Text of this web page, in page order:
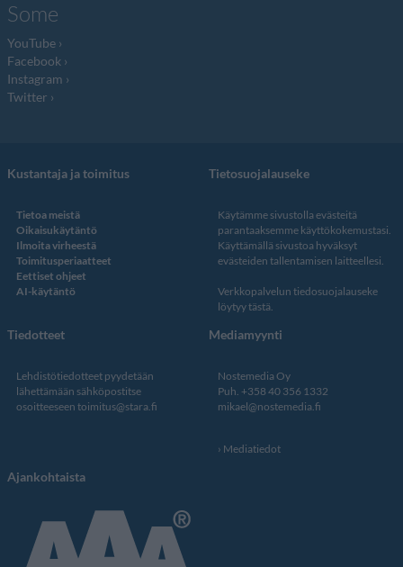
Some
YouTube
Facebook
Instagram
Twitter
Kustantaja ja toimitus
Tietoa meistä
Oikaisukäytäntö
Ilmoita virheestä
Toimitusperiaatteet
Eettiset ohjeet
AI-käytäntö
Tietosuojalauseke
Käytämme sivustolla evästeitä
parantaaksemme käyttökokemustasi.
Käyttämällä sivustoa hyväksyt
evästeiden tallentamisen laitteellesi.
Verkkopalvelun tiedosuojalauseke
löytyy tästä.
Tiedotteet
Lehdistötiedotteet pyydetään
lähettämään sähköpostitse
osoitteeseen toimitus@stara.fi
Mediamyynti
Nostemedia Oy
Puh. +358 40 356 1332
mikael@nostemedia.fi
Mediatiedot
Ajankohtaista